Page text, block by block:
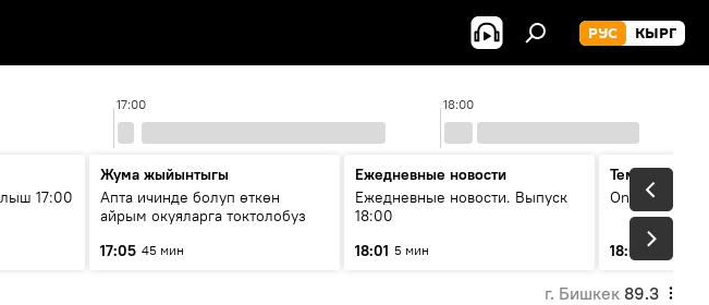
РУС КЫРГ
17:00 18:00
17:00
Жума жыйынтыгы
Апта ичинде болуп өткөн
айрым окуяларга токтолобуз
17:05 45 мин
Ежедневные новости
Ежедневные новости. Выпуск
18:00
18:01 5 мин
Тема дня
On air
18:07
г. Бишкек 89.3